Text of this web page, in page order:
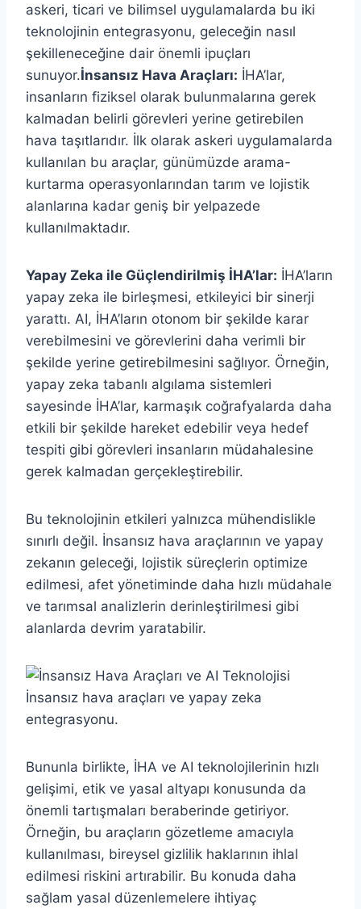
askeri, ticari ve bilimsel uygulamalarda bu iki
teknolojinin entegrasyonu, geleceğin nasıl
şekilleneceğine dair önemli ipuçları
sunuyor.İnsansız Hava Araçları: İHA’lar,
insanların fiziksel olarak bulunmalarına gerek
kalmadan belirli görevleri yerine getirebilen
hava taşıtlarıdır. İlk olarak askeri uygulamalarda
kullanılan bu araçlar, günümüzde arama-
kurtarma operasyonlarından tarım ve lojistik
alanlarına kadar geniş bir yelpazede
kullanılmaktadır.
Yapay Zeka ile Güçlendirilmiş İHA’lar: İHA’ların
yapay zeka ile birleşmesi, etkileyici bir sinerji
yarattı. AI, İHA’ların otonom bir şekilde karar
verebilmesini ve görevlerini daha verimli bir
şekilde yerine getirebilmesini sağlıyor. Örneğin,
yapay zeka tabanlı algılama sistemleri
sayesinde İHA’lar, karmaşık coğrafyalarda daha
etkili bir şekilde hareket edebilir veya hedef
tespiti gibi görevleri insanların müdahalesine
gerek kalmadan gerçekleştirebilir.
Bu teknolojinin etkileri yalnızca mühendislikle
sınırlı değil. İnsansız hava araçlarının ve yapay
zekanın geleceği, lojistik süreçlerin optimize
edilmesi, afet yönetiminde daha hızlı müdahale
ve tarımsal analizlerin derinleştirilmesi gibi
alanlarda devrim yaratabilir.
İnsansız hava araçları ve yapay zeka
entegrasyonu.
Bununla birlikte, İHA ve AI teknolojilerinin hızlı
gelişimi, etik ve yasal altyapı konusunda da
önemli tartışmaları beraberinde getiriyor.
Örneğin, bu araçların gözetleme amacıyla
kullanılması, bireysel gizlilik haklarının ihlal
edilmesi riskini artırabilir. Bu konuda daha
sağlam yasal düzenlemelere ihtiyaç